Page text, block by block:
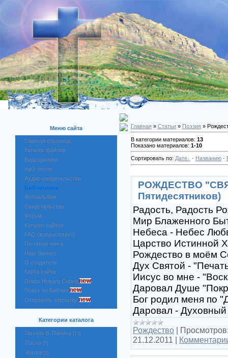
Меню сайта
Главная страница
Каталог файлов
Видеоролики
mp3-песни
Аудио-свидетельства
Библиотека
Фотоальбом
Свидетельства
Форум
Каталог сайтов
FAQ (вопрос/ответ)
Гостевая книга
Наш баннер
О создателе
Карта сайта
Поиск Нового Сиона
Поиск по Библии
Отправить открытку
Категории каталога
Поэзия В. Панина [13]
Пасха [7]
Жатва [9]
Главная » Статьи » Поэзия »
В категории материалов: 13
Показано материалов: 1-10
Сортировать по: Дате · Названию ·
РОЖДЕСТВО
Пятидесятников)
Радость, Радость
Мир Блаженного
Небеса - Небес
Царство Истинной
Рождество в моём
Дух Святой -
Иисус во мне -
Даровал Душе
Бог родил меня по
Даровал - Духовный
Рождество |
21.12.2011 |